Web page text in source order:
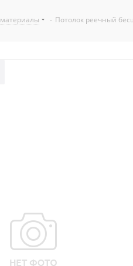
- Потолок реечный